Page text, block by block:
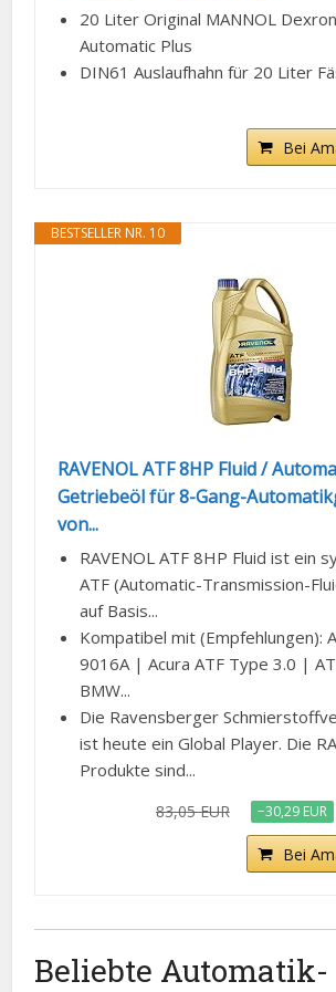
20 Liter Original MANNOL
Automatic Plus
DIN61 Auslaufhahn für 20 Liter
Bei
BESTSELLER NR. 10
RAVENOL ATF 8HP Fluid /
Getriebeöl für 8-Gang-
von...
RAVENOL ATF 8HP Fluid ist ein
ATF (Automatic-Transmission-
auf Basis...
Kompatibel mit (Empfehlungen):
9016A | Acura ATF Type 3.0 |
BMW...
Die Ravensberger
ist heute ein Global Player. Die
Produkte sind...
83,05 EUR −30,29 EUR
Bei
Beliebte Automatik-